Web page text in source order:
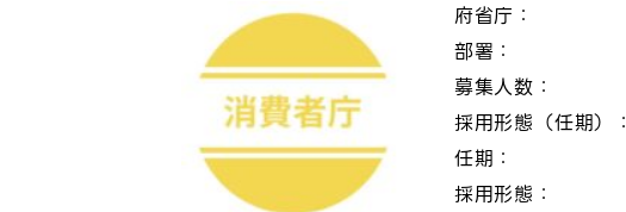
府省庁：
部署：
募集人数：
採用形態（任期）：
任期：
採用形態：